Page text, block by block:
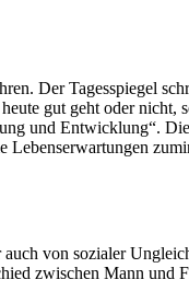
Der Tagesspiegel
gut geht oder
und Entwicklung“.
von sozialer
zwischen Mann